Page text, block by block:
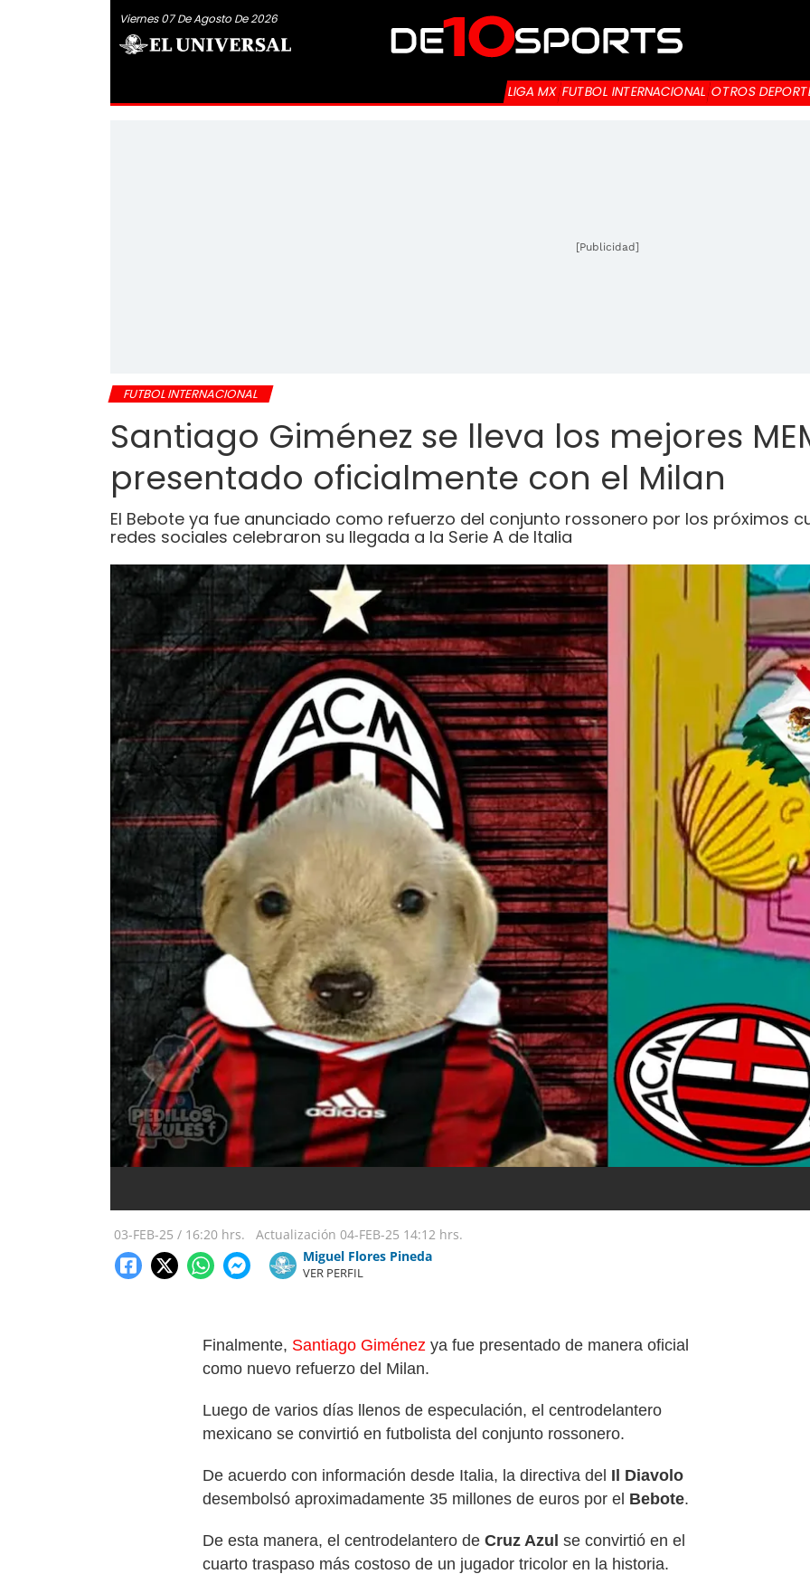
Viernes 07 De Agosto De 2026
LIGA MX FUTBOL INTERNACIONAL OTROS
[Publicidad]
FUTBOL INTERNACIONAL
Santiago Giménez se lleva los mejores
presentado oficialmente con el Milan
El Bebote ya fue anunciado como refuerzo del conjunto rossonero por los próximos
redes sociales celebraron su llegada a la Serie A de Italia
03-FEB-25 / 16:20 hrs. Actualización 04-FEB-25 14:12 hrs.
Miguel Flores Pineda
VER PERFIL
Finalmente, Santiago Giménez ya fue presentado de manera oficial
como nuevo refuerzo del Milan.
Luego de varios días llenos de especulación, el centrodelantero
mexicano se convirtió en futbolista del conjunto rossonero.
De acuerdo con información desde Italia, la directiva del Il Diavolo
desembolsó aproximadamente 35 millones de euros por el Bebote.
De esta manera, el centrodelantero de Cruz Azul se convirtió en el
cuarto traspaso más costoso de un jugador tricolor en la historia.